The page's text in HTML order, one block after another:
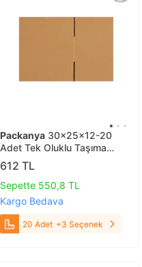
Packanya 30x25x12-20
Adet Tek Oluklu Taşıma
Kolisi 20 Adet
612 TL
Sepette 550,8 TL
Kargo Bedava
20 Adet +3 Seçenek